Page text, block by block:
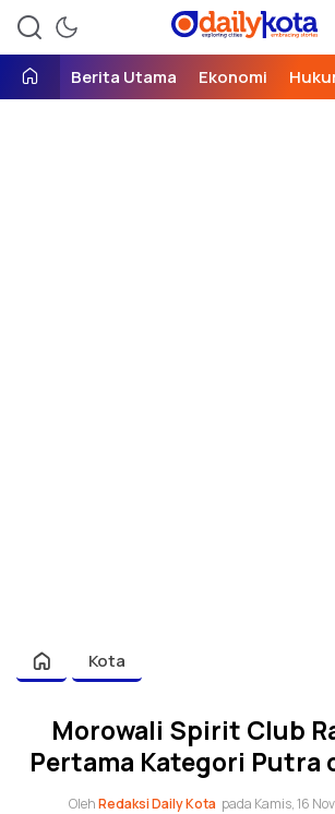
Daily Kota
exploring cities, embracing
Berita Utama Ekonomi
Kota
Morowali Spirit Club
Pertama Kategori Putra
OlehRedaksi Daily Kota pada Kamis, 16